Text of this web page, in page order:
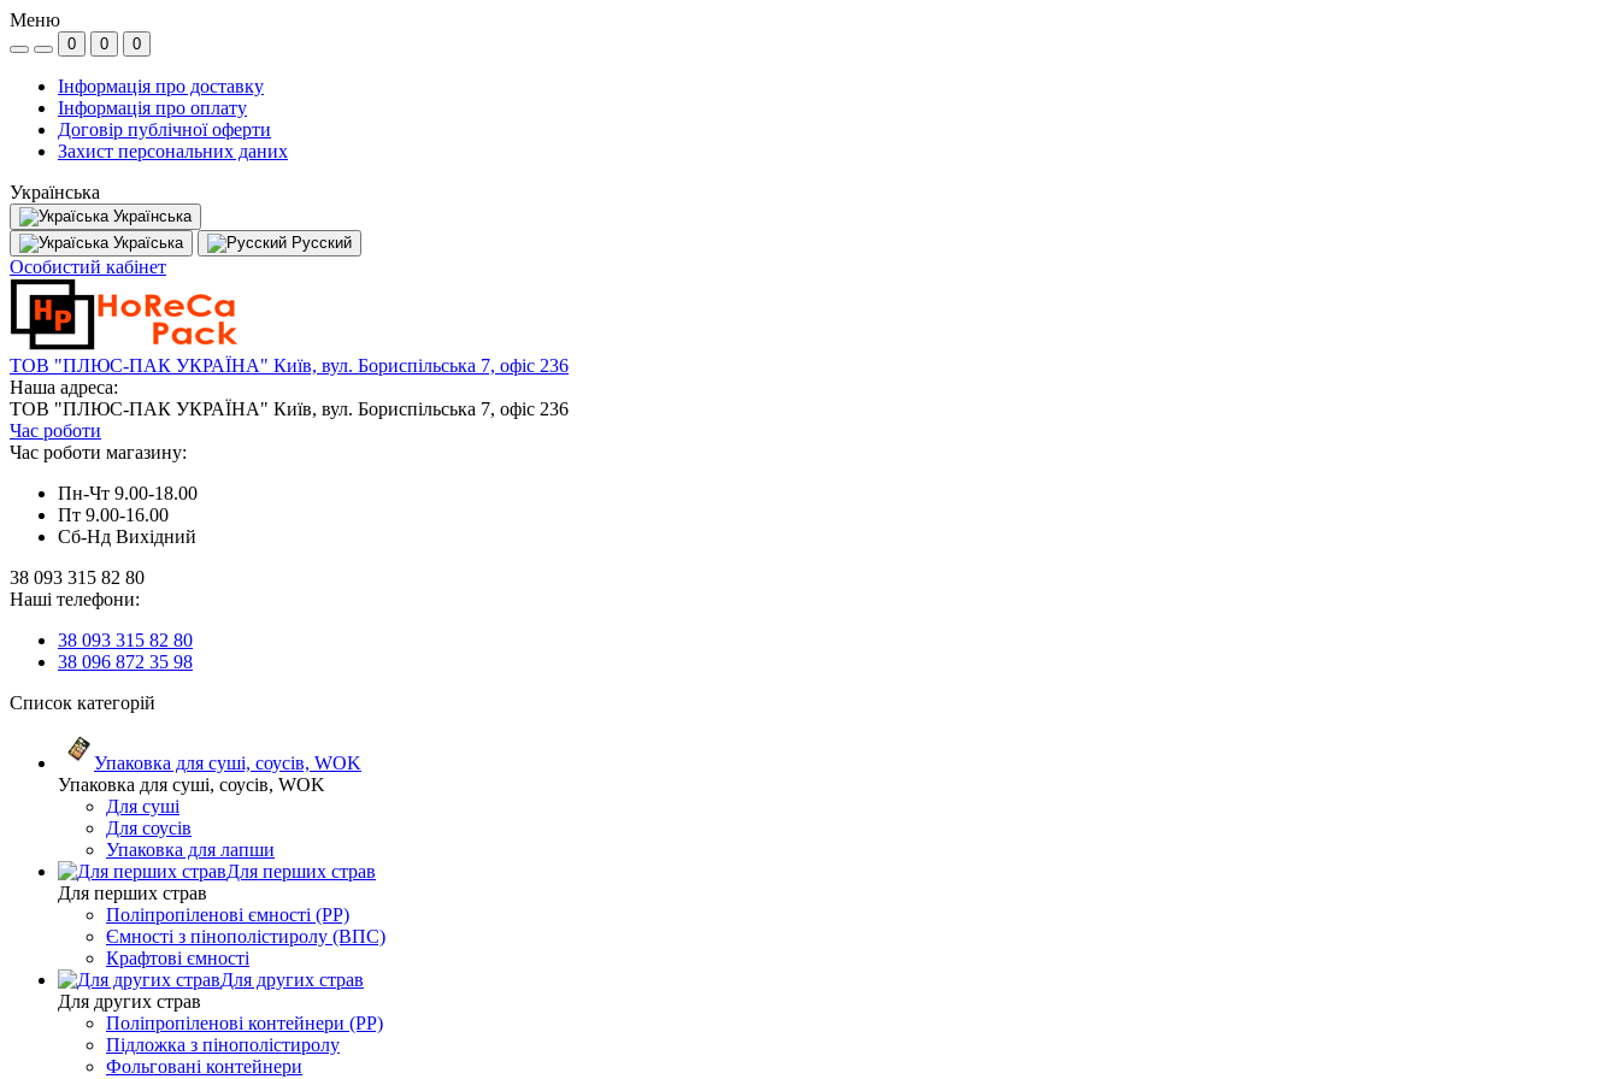
Меню
0 0 0
Інформація про доставку
Інформація про оплату
Договір публічної оферти
Захист персональних даних
Українська
Українська
Україська
Русский
Особистий кабінет
ТОВ "ПЛЮС-ПАК УКРАЇНА" Київ, вул. Бориспільська 7, офіс 236
Наша адреса:
ТОВ "ПЛЮС-ПАК УКРАЇНА" Київ, вул. Бориспільська 7, офіс 236
Час роботи
Час роботи магазину:
Пн-Чт 9.00-18.00
Пт 9.00-16.00
Сб-Нд Вихідний
38 093 315 82 80
Наші телефони:
38 093 315 82 80
38 096 872 35 98
Список категорій
Упаковка для суші, соусів, WOK
Упаковка для суші, соусів, WOK
Для суші
Для соусів
Упаковка для лапши
Для перших страв
Для перших страв
Поліпропіленові ємності (PP)
Ємності з пінополістиролу (ВПС)
Крафтові ємності
Для других страв
Для других страв
Поліпропіленові контейнери (PP)
Підложка з пінополістиролу
Фольговані контейнери